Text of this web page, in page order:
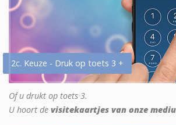
2c. Keuze - Druk op toets 3 +
Of u drukt op toets 3.
U hoort de visitekaartjes van onze